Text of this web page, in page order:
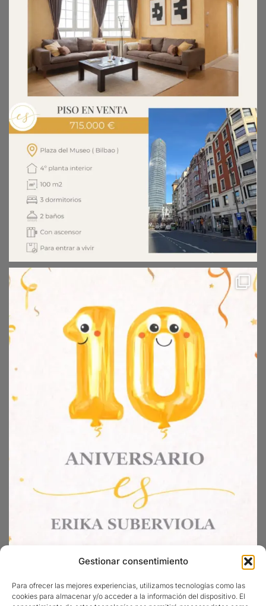
Gestionar consentimiento
Para ofrecer las mejores experiencias, utilizamos tecnologías como las
cookies para almacenar y/o acceder a la información del dispositivo. El